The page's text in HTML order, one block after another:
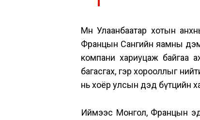
Мөн Улаанбаатар хотын
Францын Сангийн яамны
компани хариуцаж байгаа
багасгах, гэр хорооллыг
нь хоёр улсын дэд бүтцийн
Иймээс Монгол, Францын